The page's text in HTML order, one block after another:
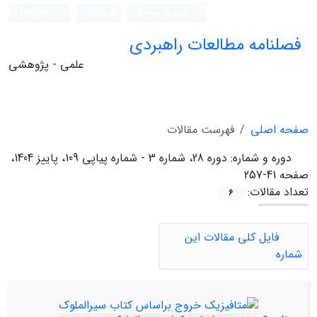
فصلنامه مطالعات راهبردی
علمی - پژوهشی
صفحه اصلی
فهرست مقالات
دوره و شماره:
دوره 28، شماره 3 - شماره پیاپی 109، پاییز 1404،
صفحه 41-257
تعداد مقالات:
6
فایل کلی مقالات این
شماره